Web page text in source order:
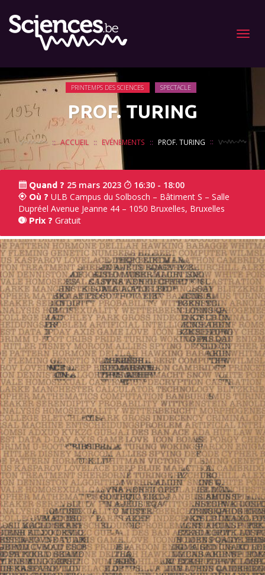
Menu
PRINTEMPS DES SCIENCES SPECTACLE
PROF. TURING
ACCUEIL EVÉNEMENTS PROF. TURING
Quand ? 25 mars 2023 16:30 - 18:00
Où ? ULB Campus du Solbosch – Bâtiment S – Salle
Dupréel Avenue Jeanne 44 – 1050 Bruxelles, Bruxelles
Prix ? Gratuit